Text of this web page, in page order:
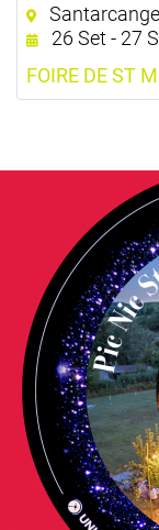
26 Set - 27
FOIRE DE ST